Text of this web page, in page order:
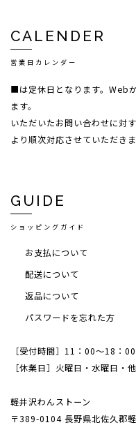
CALENDER
営業日カレンダー
■は定休日となります。Web
ます。
いただいたお問い合わせに対
より順次対応させていただきま
GUIDE
ショッピングガイド
お支払について
配送について
返品について
パスワードを忘れた方
［受付時間］11：00～18：00
［休業日］火曜日・水曜日・
軽井沢わんストーン
〒389-0104 長野県北佐久郡